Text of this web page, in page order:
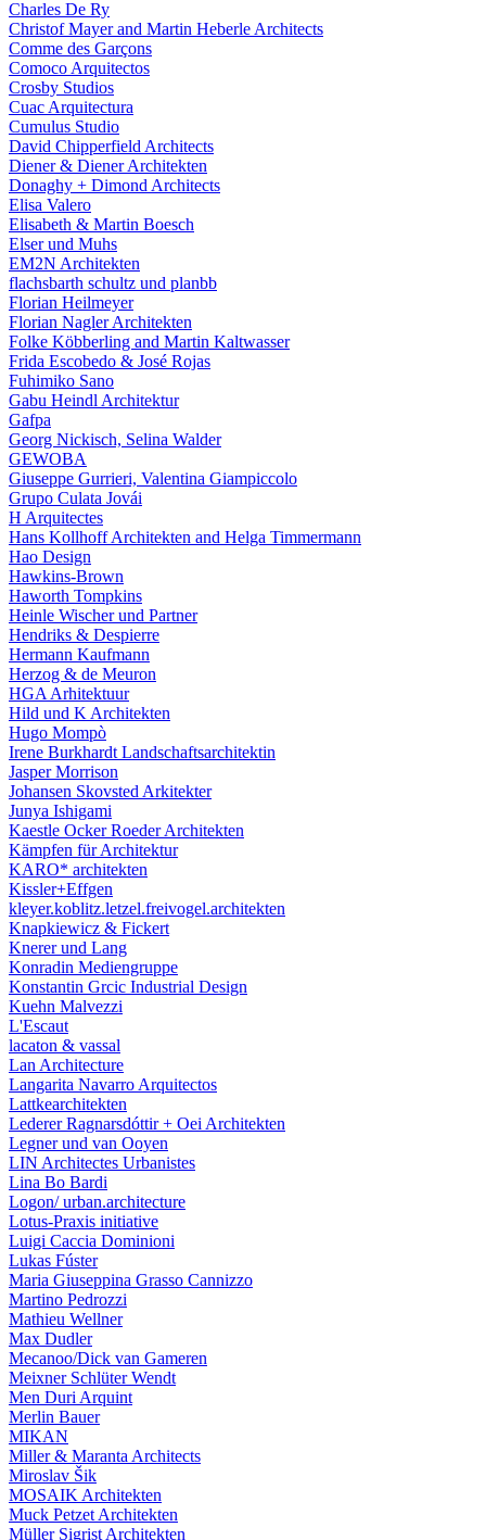
Charles De Ry
Christof Mayer and Martin Heberle Architects
Comme des Garçons
Comoco Arquitectos
Crosby Studios
Cuac Arquitectura
Cumulus Studio
David Chipperfield Architects
Diener & Diener Architekten
Donaghy + Dimond Architects
Elisa Valero
Elisabeth & Martin Boesch
Elser und Muhs
EM2N Architekten
flachsbarth schultz und planbb
Florian Heilmeyer
Florian Nagler Architekten
Folke Köbberling and Martin Kaltwasser
Frida Escobedo & José Rojas
Fuhimiko Sano
Gabu Heindl Architektur
Gafpa
Georg Nickisch, Selina Walder
GEWOBA
Giuseppe Gurrieri, Valentina Giampiccolo
Grupo Culata Jovái
H Arquitectes
Hans Kollhoff Architekten and Helga Timmermann
Hao Design
Hawkins-Brown
Haworth Tompkins
Heinle Wischer und Partner
Hendriks & Despierre
Hermann Kaufmann
Herzog & de Meuron
HGA Arhitektuur
Hild und K Architekten
Hugo Mompò
Irene Burkhardt Landschaftsarchitektin
Jasper Morrison
Johansen Skovsted Arkitekter
Junya Ishigami
Kaestle Ocker Roeder Architekten
Kämpfen für Architektur
KARO* architekten
Kissler+Effgen
kleyer.koblitz.letzel.freivogel.architekten
Knapkiewicz & Fickert
Knerer und Lang
Konradin Mediengruppe
Konstantin Grcic Industrial Design
Kuehn Malvezzi
L'Escaut
lacaton & vassal
Lan Architecture
Langarita Navarro Arquitectos
Lattkearchitekten
Lederer Ragnarsdóttir + Oei Architekten
Legner und van Ooyen
LIN Architectes Urbanistes
Lina Bo Bardi
Logon/ urban.architecture
Lotus-Praxis initiative
Luigi Caccia Dominioni
Lukas Fúster
Maria Giuseppina Grasso Cannizzo
Martino Pedrozzi
Mathieu Wellner
Max Dudler
Mecanoo/Dick van Gameren
Meixner Schlüter Wendt
Men Duri Arquint
Merlin Bauer
MIKAN
Miller & Maranta Architects
Miroslav Šik
MOSAIK Architekten
Muck Petzet Architekten
Müller Sigrist Architekten